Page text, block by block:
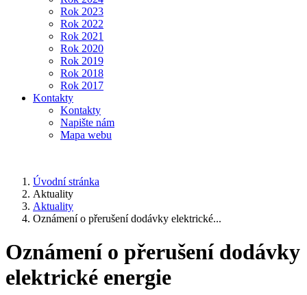
Rok 2023
Rok 2022
Rok 2021
Rok 2020
Rok 2019
Rok 2018
Rok 2017
Kontakty
Kontakty
Napište nám
Mapa webu
Úvodní stránka
Aktuality
Aktuality
Oznámení o přerušení dodávky elektrické...
Oznámení o přerušení dodávky
elektrické energie